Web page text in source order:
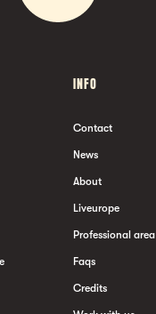
INFO
Contact
News
About
Liveurope
Professional area
Faqs
Credits